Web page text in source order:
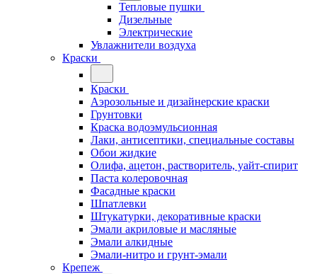
Тепловые пушки
Дизельные
Электрические
Увлажнители воздуха
Краски
Краски
Аэрозольные и дизайнерские краски
Грунтовки
Краска водоэмульсионная
Лаки, антисептики, специальные составы
Обои жидкие
Олифа, ацетон, растворитель, уайт-спирит
Паста колеровочная
Фасадные краски
Шпатлевки
Штукатурки, декоративные краски
Эмали акриловые и масляные
Эмали алкидные
Эмали-нитро и грунт-эмали
Крепеж